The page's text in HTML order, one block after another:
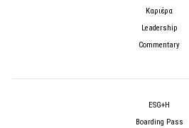
Καριέρα
Leadership
Commentary
ESG+H
Boarding Pass